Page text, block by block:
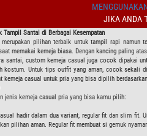
JIKA ANDA
Tampil Santai di Berbagai Kesempatan
merupakan pilihan terbaik untuk tampil rapi
memakai kemeja biasa. Dengan kancing paling
santai, custom kemeja casual juga cocok dipakai
kostum. Untuk tips outfit yang aman, cocok sekali
kemeja casual untuk pria yang bisa dipilih
jenis kemeja casual pria yang bisa kamu pilih:
hadir dalam dua variant, regular fit dan slim
pilihan aman. Regular fit membuat si gemuk